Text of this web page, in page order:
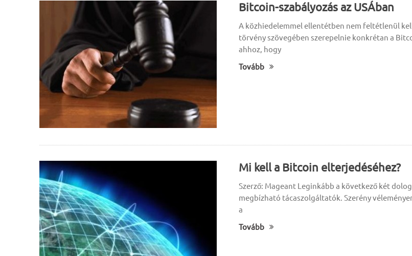
Bitcoin-szabályozás az USÁban
A közhiedelemmel ellentétben nem feltétlenül
törvény szövegében szerepelnie konkrétan a
ahhoz, hogy
Tovább
Mi kell a Bitcoin elterjedéséhez?
Szerző: Mageant Leginkább a következő két
megbízható tácaszolgáltatók. Szerény
a
Tovább